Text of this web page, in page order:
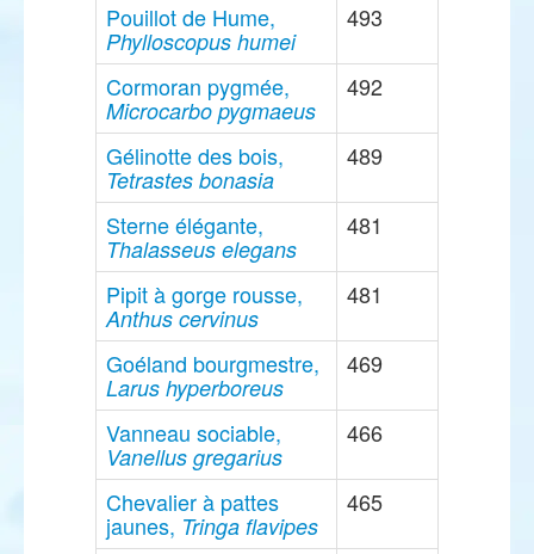
Pouillot de Hume,
Phylloscopus humei
493
Cormoran pygmée,
Microcarbo pygmaeus
492
Gélinotte des bois,
Tetrastes bonasia
489
Sterne élégante,
Thalasseus elegans
481
Pipit à gorge rousse,
Anthus cervinus
481
Goéland bourgmestre,
Larus hyperboreus
469
Vanneau sociable,
Vanellus gregarius
466
Chevalier à pattes
jaunes, Tringa flavipes
465